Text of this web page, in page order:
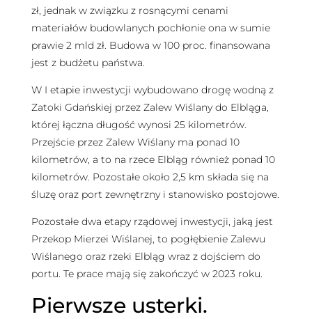
zł, jednak w związku z rosnącymi cenami
materiałów budowlanych pochłonie ona w sumie
prawie 2 mld zł. Budowa w 100 proc. finansowana
jest z budżetu państwa.
W I etapie inwestycji wybudowano drogę wodną z
Zatoki Gdańskiej przez Zalew Wiślany do Elbląga,
której łączna długość wynosi 25 kilometrów.
Przejście przez Zalew Wiślany ma ponad 10
kilometrów, a to na rzece Elbląg również ponad 10
kilometrów. Pozostałe około 2,5 km składa się na
śluzę oraz port zewnętrzny i stanowisko postojowe.
Pozostałe dwa etapy rządowej inwestycji, jaką jest
Przekop Mierzei Wiślanej, to pogłębienie Zalewu
Wiślanego oraz rzeki Elbląg wraz z dojściem do
portu. Te prace mają się zakończyć w 2023 roku.
Pierwsze usterki.